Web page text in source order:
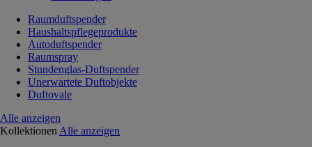
Raumduftspender
Haushaltspflegeprodukte
Autoduftspender
Raumspray
Stundenglas-Duftspender
Unerwartete Duftobjekte
Duftovale
Alle anzeigen
Kollektionen Alle anzeigen